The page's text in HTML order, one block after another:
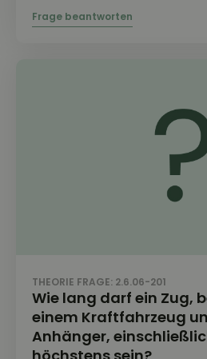
THEORIE FRAGE: 2.6.06-201
Wie lang darf ein Zug,
einem Kraftfahrzeug
Anhänger,